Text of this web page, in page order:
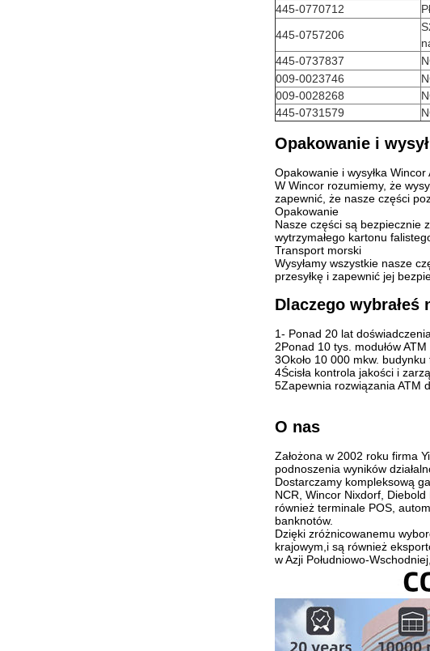
445-0770712
445-0757206
445-0737837
009-0023746
009-0028268
445-0731579
Opakowanie i
Opakowanie i wysyłka
W Wincor rozumiemy, że
zapewnić, że nasze części
Opakowanie
Nasze części są bezpiecznie
wytrzymałego kartonu
Transport morski
Wysyłamy wszystkie nasze
przesyłkę i zapewnić jej
Dlaczego wybrałeś
1- Ponad 20 lat
2Ponad 10 tys. modułów
3Około 10 000 mkw. budynku
4Ścisła kontrola jakości i
5Zapewnia rozwiązania ATM
O nas
Założona w 2002 roku firma
podnoszenia wyników
Dostarczamy kompleksową
NCR, Wincor Nixdorf,
również terminale POS,
banknotów.
Dzięki zróżnicowanemu
krajowym,i są również
w Azji Południowo-